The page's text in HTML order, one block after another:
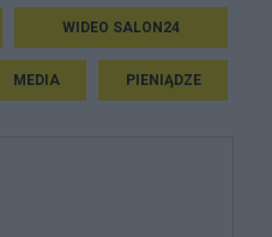
WIDEO SALON24
MEDIA PIENIĄDZE